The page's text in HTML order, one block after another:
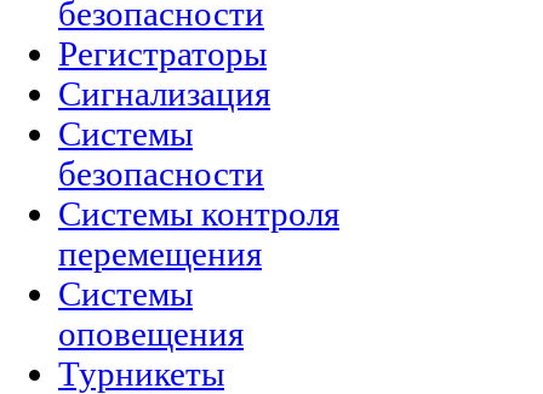
безопасности
Регистраторы
Сигнализация
Системы
безопасности
Системы контроля
перемещения
Системы
оповещения
Турникеты